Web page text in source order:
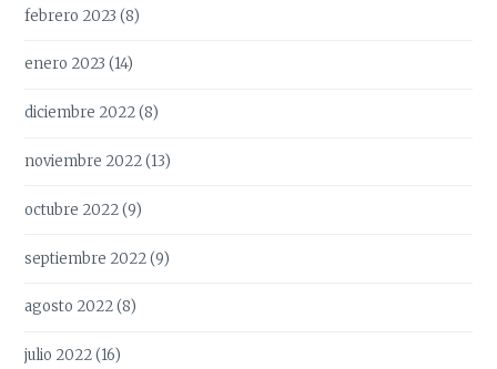
febrero 2023 (8)
enero 2023 (14)
diciembre 2022(8)
noviembre 2022(13)
octubre 2022(9)
septiembre 2022(9)
agosto 2022(8)
julio 2022(16)